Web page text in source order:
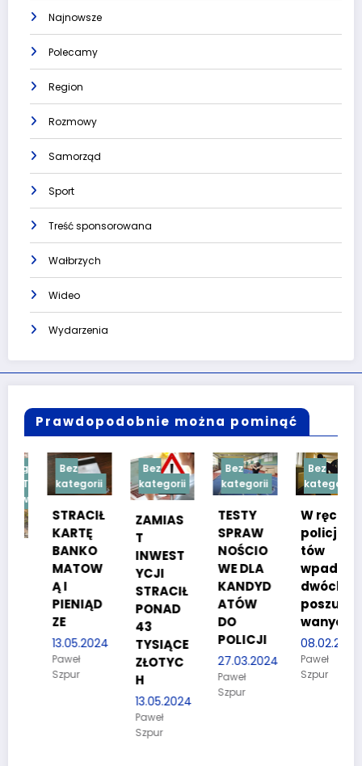
Najnowsze
Polecamy
Region
Rozmowy
Samorząd
Sport
Treść sponsorowana
Wałbrzych
Wideo
Wydarzenia
Prawdopodobnie można pominąć
Treść
kategorii
STRACIŁ
KARTĘ
BANKO
MATOW
PIENIĄD
13.05.2024
Paweł
Szpur
Bez
kategorii
ZAMIAS
INWEST
YCJI
STRACIŁ
PONAD
TYSIĄCE
ZŁOTYC
13.05.2024
Paweł
Szpur
Bez
kategorii
TESTY
SPRAW
NOŚCIO
WE DLA
KANDYD
ATÓW
POLICJI
27.03.2024
Paweł
Szpur
Bez
kategorii
W ręce
policjan
tów
wpadło
dwóch
poszuki
wanych
08.02.2024
Paweł
Szpur